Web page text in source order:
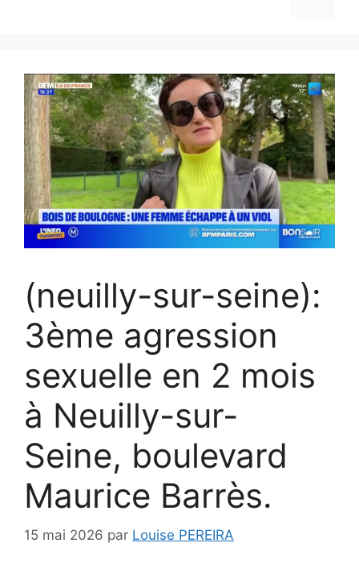
(neuilly-sur-seine):
3ème agression
sexuelle en 2 mois
à Neuilly-sur-
Seine, boulevard
Maurice Barrès.
15 mai 2026 par Louise PEREIRA